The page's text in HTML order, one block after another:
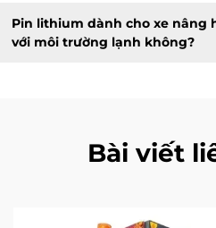
Pin lithium dành cho xe nâng
với môi trường lạnh không?
Bài viết